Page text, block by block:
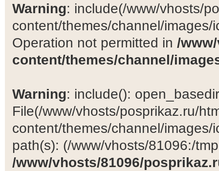
Warning: include(/www/vhosts/
content/themes/channel/
Operation not permitted in /
content/themes/channel/
Warning: include():
File(/www/vhosts/posprikaz.ru/
content/themes/channel/
path(s): (/www/vhosts/81096:/
/www/vhosts/81096/